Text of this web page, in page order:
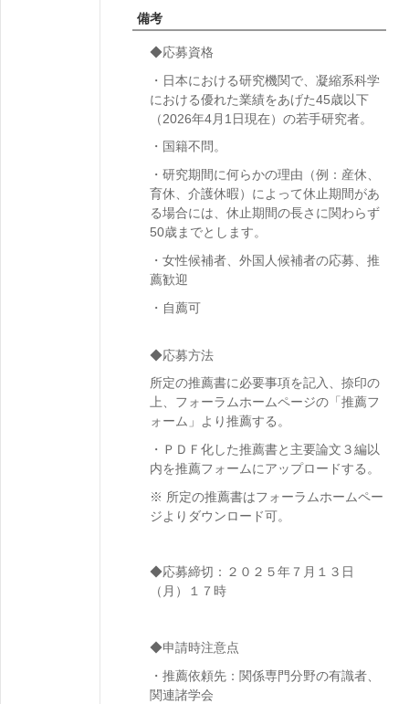
備考
◆応募資格
・日本における研究機関で、凝縮系科学
における優れた業績をあげた45歳以下
（2026年4月1日現在）の若手研究者。
・国籍不問。
・研究期間に何らかの理由（例：産休、
育休、介護休暇）によって休止期間があ
る場合には、休止期間の長さに関わらず
50歳までとします。
・女性候補者、外国人候補者の応募、推
薦歓迎
・自薦可
◆応募方法
所定の推薦書に必要事項を記入、捺印の
上、フォーラムホームページの「推薦フ
ォーム」より推薦する。
・ＰＤＦ化した推薦書と主要論文３編以
内を推薦フォームにアップロードする。
※ 所定の推薦書はフォーラムホームペー
ジよりダウンロード可。
◆応募締切：２０２５年７月１３日
（月）１７時
◆申請時注意点
・推薦依頼先：関係専門分野の有識者、
関連諸学会